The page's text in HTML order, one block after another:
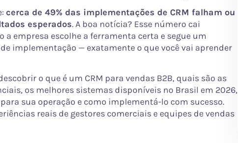
cerca de 49% das implementações de CRM falham ou
esperados. A boa notícia? Esse número cai
empresa escolhe a ferramenta certa e segue um
implementação — exatamente o que você vai aprender
o que é um CRM para vendas B2B, quais são as
os melhores sistemas disponíveis no Brasil em 2026,
sua operação e como implementá-lo com sucesso.
reais de gestores comerciais e equipes de vendas